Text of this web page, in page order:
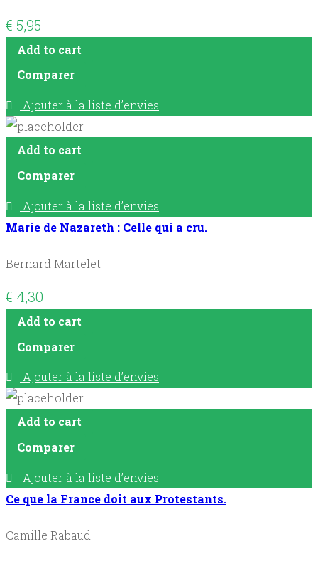
€ 5,95
Add to cart
Comparer
Ajouter à la liste d’envies
Add to cart
Comparer
Ajouter à la liste d’envies
Marie de Nazareth : Celle qui a cru.
Bernard Martelet
€ 4,30
Add to cart
Comparer
Ajouter à la liste d’envies
Add to cart
Comparer
Ajouter à la liste d’envies
Ce que la France doit aux Protestants.
Camille Rabaud